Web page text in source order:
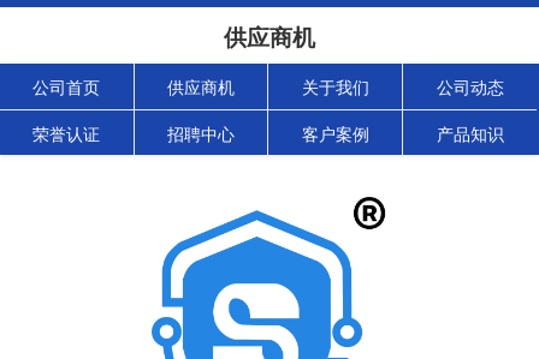
供应商机
公司首页 供应商机 关于我们 公司动态
荣誉认证 招聘中心 客户案例 产品知识